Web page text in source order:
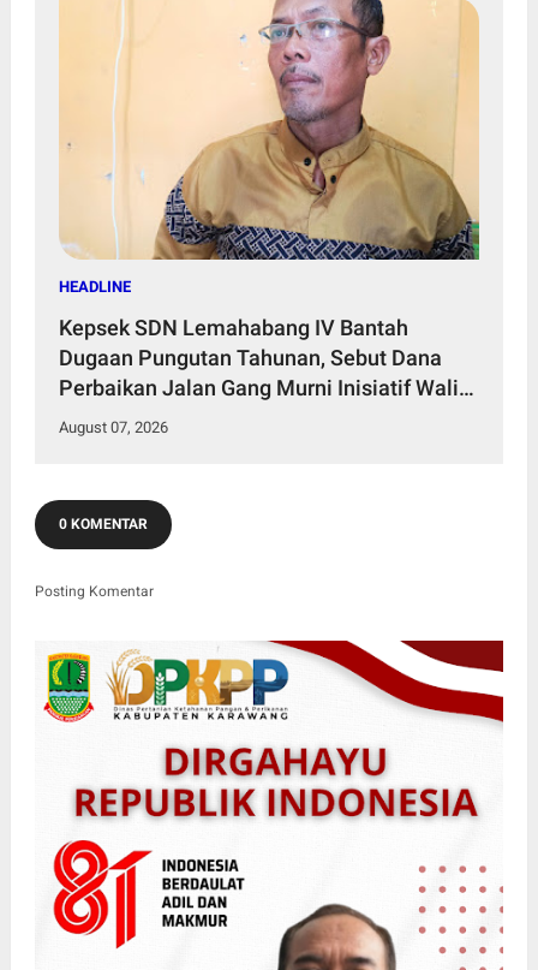
HEADLINE
Kepsek SDN Lemahabang IV Bantah
Dugaan Pungutan Tahunan, Sebut Dana
Perbaikan Jalan Gang Murni Inisiatif Wali
Murid
August 07, 2026
0 KOMENTAR
Posting Komentar